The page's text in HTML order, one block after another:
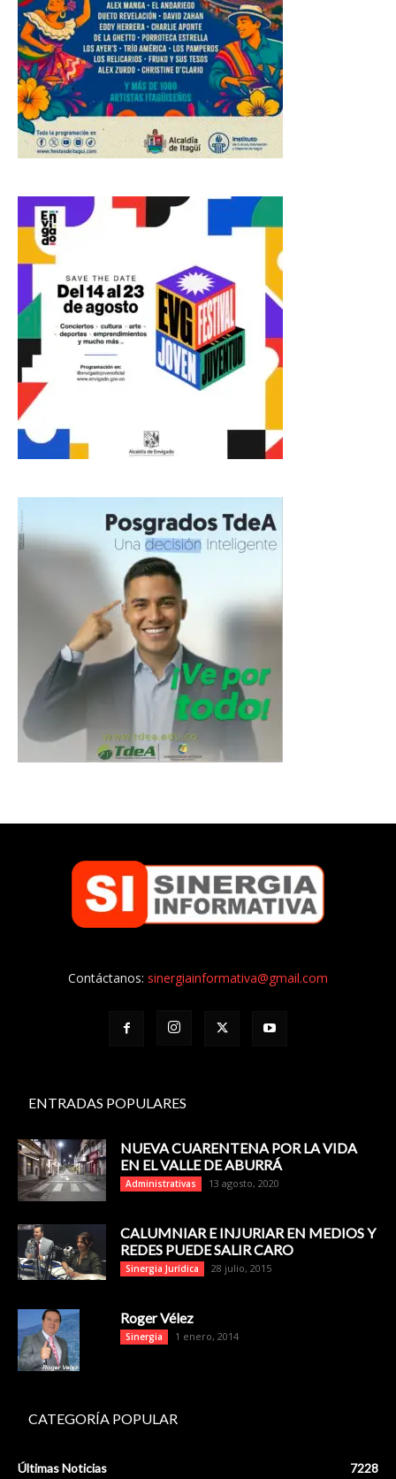
Contáctanos: sinergiainformativa@gmail.com
ENTRADAS POPULARES
NUEVA CUARENTENA POR LA VIDA
EN EL VALLE DE ABURRÁ
Administrativas 13 agosto, 2020
CALUMNIAR E INJURIAR EN MEDIOS Y
REDES PUEDE SALIR CARO
Sinergia Jurídica 28 julio, 2015
Roger Vélez
Sinergia 1 enero, 2014
CATEGORÍA POPULAR
Últimas Noticias 7228